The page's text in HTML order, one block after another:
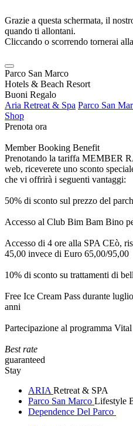
Grazie a questa schermata, il
quando ti allontani.
Cliccando o scorrendo tornerai
Parco San Marco
Hotels & Beach Resort
Buoni Regalo
Aria Retreat & Spa Parco San
Shop
Prenota ora
Member Booking Benefit
Prenotando la tariffa MEMBER
web, riceverete uno sconto
che vi offrirà i seguenti vantaggi:
50% di sconto sul prezzo del
Accesso al Club Bim Bam Bino
Accesso di 4 ore alla SPA CEò,
45,00 invece di Euro 65,00/95,00
10% di sconto su trattamenti di
Free Ice Cream Pass durante
anni
Partecipazione al programma
Best rate
guaranteed
Stay
ARIA Retreat & SPA
Parco San Marco Lifestyle
Dependence Del Parco